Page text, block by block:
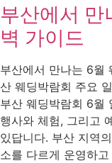
부산에서
벽 가이드
부산에서 만나는 6월
산 웨딩박람회 주요
부산 웨딩박람회 6월
행사와 체험, 그리고
있답니다. 부산 지역
소를 다르게 운영하